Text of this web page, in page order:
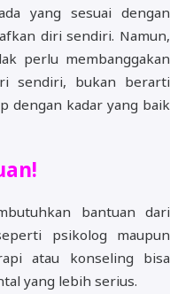
yang sesuai dengan
diri sendiri. Namun,
perlu membanggakan
sendiri, bukan berarti
dengan kadar yang baik
bantuan dari
psikolog maupun
atau konseling bisa
yang lebih serius.